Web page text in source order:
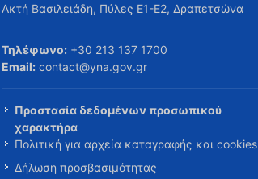
Ακτή Βασιλειάδη, Πύλες Ε1-Ε2, Δραπετσώνα
Τηλέφωνο: +30 213 137 1700
Email: contact@yna.gov.gr
Προστασία δεδομένων προσωπικού
χαρακτήρα
Πολιτική για αρχεία καταγραφής και cookies
Δήλωση προσβασιμότητας